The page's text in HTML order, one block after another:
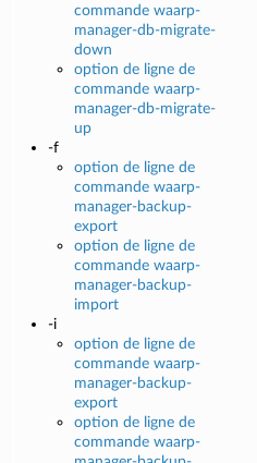
commande waarp-
manager-db-migrate-
down
option de ligne de
commande waarp-
manager-db-migrate-
up
-f
option de ligne de
commande waarp-
manager-backup-
export
option de ligne de
commande waarp-
manager-backup-
import
-i
option de ligne de
commande waarp-
manager-backup-
export
option de ligne de
commande waarp-